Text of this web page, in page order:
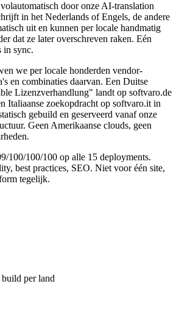
door onze AI-translation
in het Nederlands of Engels, de andere
uit en kunnen per locale handmatig
dat ze later overschreven raken. Eén
in sync.
we per locale honderden vendor-
en combinaties daarvan. Een Duitse
Lizenzverhandlung" landt op softvaro.de
Italiaanse zoekopdracht op softvaro.it in
gebuild en geserveerd vanaf onze
Geen Amerikaanse clouds, geen
100/100/100 op alle 15 deployments.
best practices, SEO. Niet voor één site,
tegelijk.
per land